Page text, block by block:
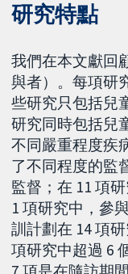
研究特點
我們在本文獻回
與者）。每項研
些研究只包括兒
研究同時包括兒
不同嚴重程度疾
了不同程度的監
監督；在 11 項
1 項研究中，參
訓計劃在 14 項
項研究中超過 6